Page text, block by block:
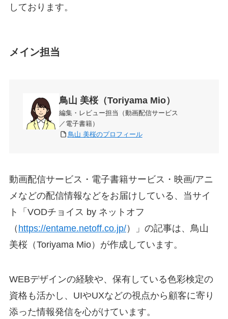
しております。
メイン担当
鳥山 美桜（Toriyama Mio）
編集・レビュー担当（動画配信サービス
／電子書籍）
鳥山 美桜のプロフィール
動画配信サービス・電子書籍サービス・映画/アニ
メなどの配信情報などをお届けしている、当サイ
ト「VODチョイス by ネットオフ
（ https://entame.netoff.co.jp/）」の記事は、鳥山
美桜（Toriyama Mio）が作成しています。
WEBデザインの経験や、保有している色彩検定の
資格も活かし、UIやUXなどの視点から顧客に寄り
添った情報発信を心がけています。